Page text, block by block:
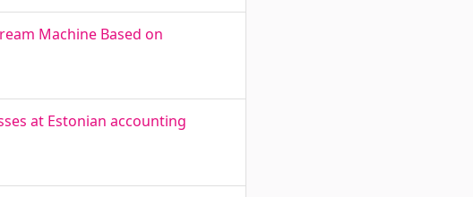
Machine Based on
at Estonian accounting